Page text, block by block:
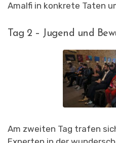
Amalfi in konkrete Taten
Tag 2 – Jugend und
Am zweiten Tag trafen